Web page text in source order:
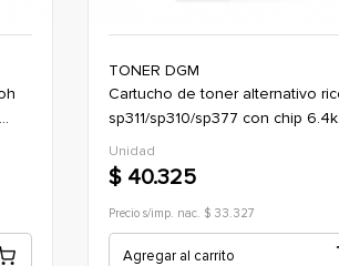
TONER DGM
cartucho de toner alternativo ricoh
sp311/sp310/sp377 con chip 6.4k
(aficio sp310/sp311dn/sp377dn)
Unidad
$ 40.325
Precio s/imp. nac. $ 33.327
Agregar al carrito